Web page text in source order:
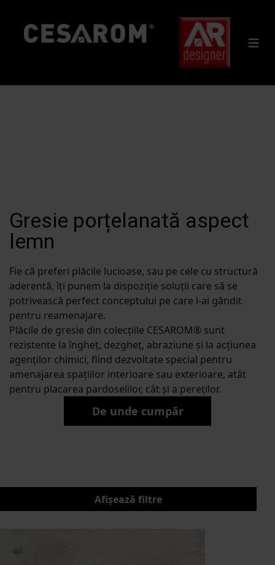
Gresie porțelanată aspect
lemn
Fie că preferi plăcile lucioase, sau pe cele cu structură
aderentă, îți punem la dispoziție soluții care să se
potrivească perfect conceptului pe care l-ai gândit
pentru reamenajare.
Plăcile de gresie din colecțiile CESAROM® sunt
rezistente la îngheț, dezgheț, abraziune și la acțiunea
agenților chimici, fiind dezvoltate special pentru
amenajarea spațiilor interioare sau exterioare, atât
pentru placarea pardoselilor, cât și a pereților.
De unde cumpăr
Afișează filtre